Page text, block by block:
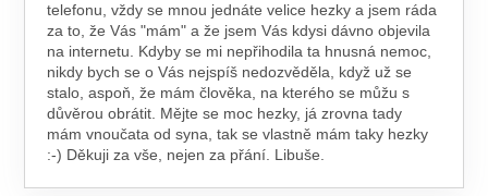
telefonu, vždy se mnou jednáte velice hezky a jsem ráda
za to, že Vás "mám" a že jsem Vás kdysi dávno objevila
na internetu. Kdyby se mi nepřihodila ta hnusná nemoc,
nikdy bych se o Vás nejspíš nedozvěděla, když už se
stalo, aspoň, že mám člověka, na kterého se můžu s
důvěrou obrátit. Mějte se moc hezky, já zrovna tady
mám vnoučata od syna, tak se vlastně mám taky hezky
:-) Děkuji za vše, nejen za přání. Libuše.